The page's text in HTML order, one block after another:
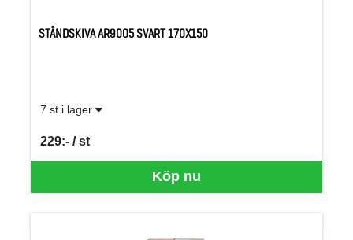
STÅNDSKIVA AR9005 SVART 170X150
7 st i lager
Köp nu
229:- / st
SEK per ST